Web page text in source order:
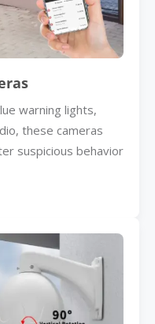
warning lights,
these cameras
suspicious behavior